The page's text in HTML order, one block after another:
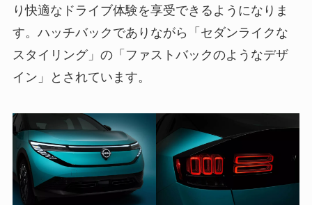
り快適なドライブ体験を享受できるようになりま
す。ハッチバックでありながら「セダンライクな
スタイリング」の「ファストバックのようなデザ
イン」とされています。